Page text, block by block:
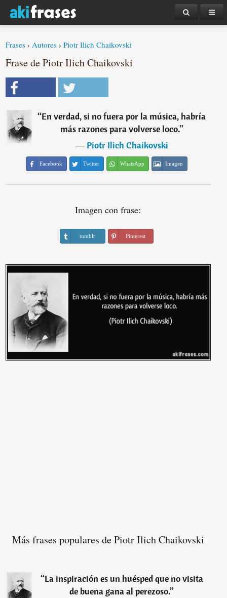
Frases ›Autores ›Piotr Ilich Chaikovski
Frase de Piotr Ilich Chaikovski
“En verdad, si no fuera por la música, habría
más razones para volverse loco.”
―Piotr Ilich Chaikovski
Facebook Twitter WhatsApp Imagen
Imagen con frase:
tumblr Pinterest
Más frases populares de Piotr Ilich Chaikovski
“La inspiración es un huésped que no visita
de buena gana al perezoso.”